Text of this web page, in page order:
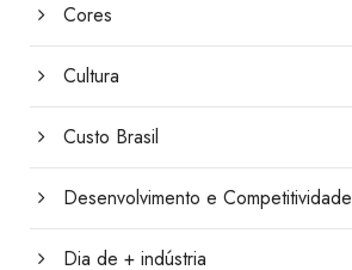
Cores
Cultura
Custo Brasil
Desenvolvimento e Competitividade
Dia de + indústria